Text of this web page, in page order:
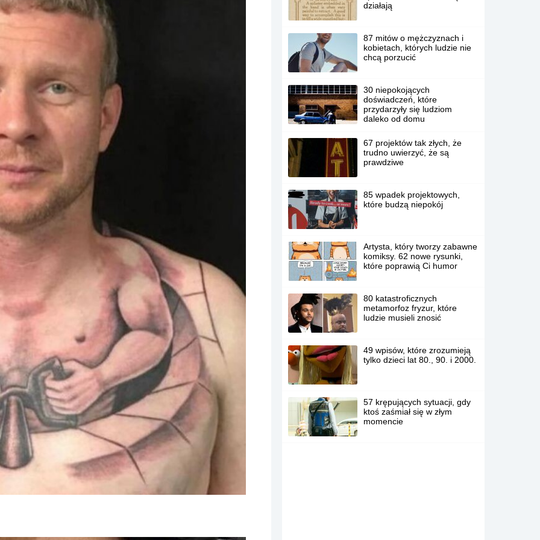
działają
87 mitów o mężczyznach i
kobietach, których ludzie nie
chcą porzucić
30 niepokojących
doświadczeń, które
przydarzyły się ludziom
daleko od domu
67 projektów tak złych, że
trudno uwierzyć, że są
prawdziwe
85 wpadek projektowych,
które budzą niepokój
Artysta, który tworzy zabawne
komiksy. 62 nowe rysunki,
które poprawią Ci humor
80 katastroficznych
metamorfoz fryzur, które
ludzie musieli znosić
49 wpisów, które zrozumieją
tylko dzieci lat 80., 90. i 2000.
57 krępujących sytuacji, gdy
ktoś zaśmiał się w złym
momencie